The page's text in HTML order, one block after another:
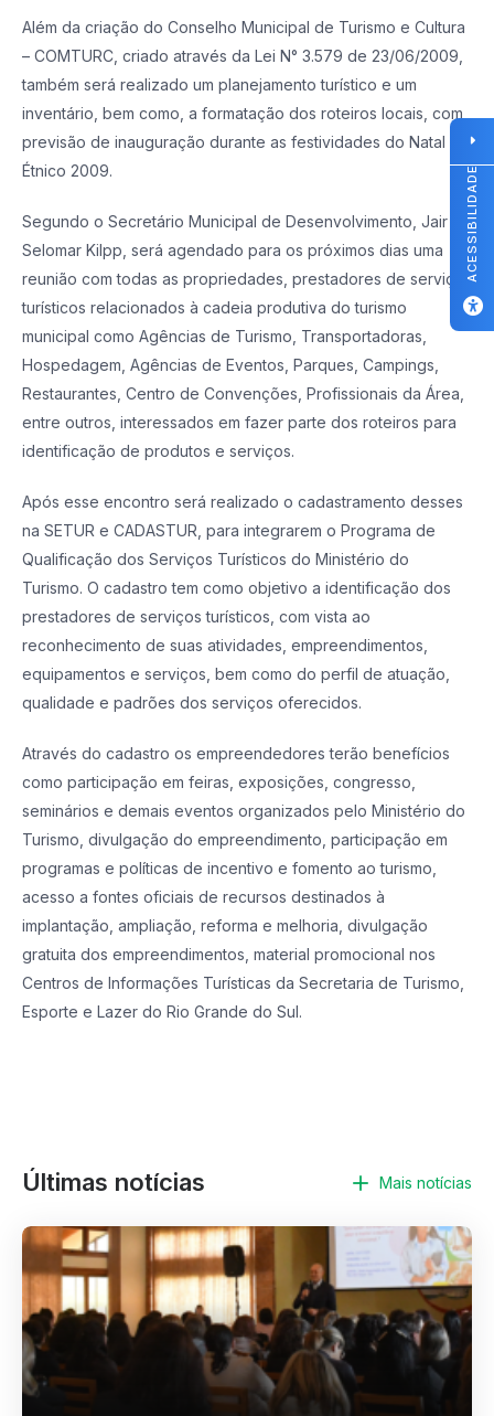
Além da criação do Conselho Municipal de Turismo e Cultura
– COMTURC, criado através da Lei N° 3.579 de 23/06/2009,
também será realizado um planejamento turístico e um
inventário, bem como, a formatação dos roteiros locais, com
previsão de inauguração durante as festividades do Natal
Étnico 2009.
Segundo o Secretário Municipal de Desenvolvimento, Jair
Selomar Kilpp, será agendado para os próximos dias uma
reunião com todas as propriedades, prestadores de serviços
turísticos relacionados à cadeia produtiva do turismo
municipal como Agências de Turismo, Transportadoras,
Hospedagem, Agências de Eventos, Parques, Campings,
Restaurantes, Centro de Convenções, Profissionais da Área,
entre outros, interessados em fazer parte dos roteiros para
identificação de produtos e serviços.
Após esse encontro será realizado o cadastramento desses
na SETUR e CADASTUR, para integrarem o Programa de
Qualificação dos Serviços Turísticos do Ministério do
Turismo. O cadastro tem como objetivo a identificação dos
prestadores de serviços turísticos, com vista ao
reconhecimento de suas atividades, empreendimentos,
equipamentos e serviços, bem como do perfil de atuação,
qualidade e padrões dos serviços oferecidos.
Através do cadastro os empreendedores terão benefícios
como participação em feiras, exposições, congresso,
seminários e demais eventos organizados pelo Ministério do
Turismo, divulgação do empreendimento, participação em
programas e políticas de incentivo e fomento ao turismo,
acesso a fontes oficiais de recursos destinados à
implantação, ampliação, reforma e melhoria, divulgação
gratuita dos empreendimentos, material promocional nos
Centros de Informações Turísticas da Secretaria de Turismo,
Esporte e Lazer do Rio Grande do Sul.
Últimas notícias Mais notícias
ACESSIBILIDADE